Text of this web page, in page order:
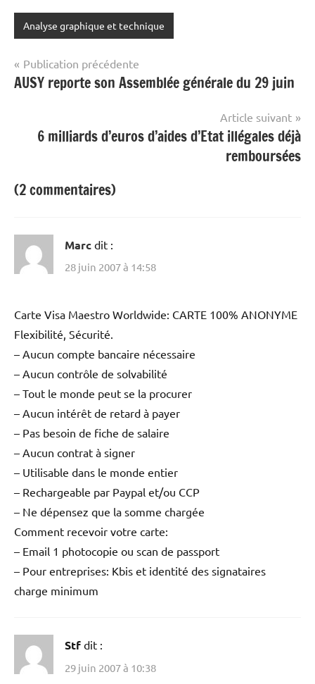
Analyse graphique et technique
Navigation
de
Publication précédente
AUSY reporte son Assemblée générale du 29 juin
Article suivant
6 milliards d’euros d’aides d’Etat illégales déjà
remboursées
(2 commentaires)
Marc dit :
28 juin 2007 à 14:58
Carte Visa Maestro Worldwide: CARTE 100% ANONYME
Flexibilité, Sécurité.
– Aucun compte bancaire nécessaire
– Aucun contrôle de solvabilité
– Tout le monde peut se la procurer
– Aucun intérêt de retard à payer
– Pas besoin de fiche de salaire
– Aucun contrat à signer
– Utilisable dans le monde entier
– Rechargeable par Paypal et/ou CCP
– Ne dépensez que la somme chargée
Comment recevoir votre carte:
– Email 1 photocopie ou scan de passport
– Pour entreprises: Kbis et identité des signataires
charge minimum
Stf dit :
29 juin 2007 à 10:38